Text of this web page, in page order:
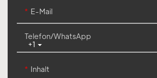
E-Mail
+1
Telefon/WhatsApp
Inhalt